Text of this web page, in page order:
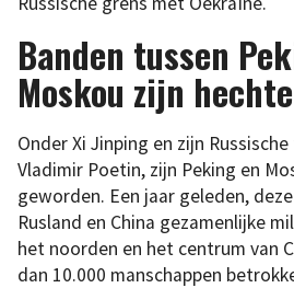
Banden tussen
Moskou zijn
Onder Xi Jinping en zijn
Vladimir Poetin, zijn Peking en
geworden. Een jaar geleden,
Rusland en China gezamenlijke
het noorden en het centrum van
dan 10.000 manschappen